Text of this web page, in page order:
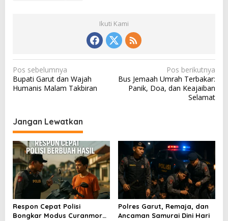
Ikuti Kami
N
a
g
a
s
i
p
o
s
Pos sebelumnya
Bupati Garut dan Wajah
Humanis Malam Takbiran
Pos berikutnya
Bus Jemaah Umrah Terbakar:
Panik, Doa, dan Keajaiban
Selamat
Jangan Lewatkan
Respon Cepat Polisi
Bongkar Modus Curanmor
Polres Garut, Remaja, dan
Ancaman Samurai Dini Hari